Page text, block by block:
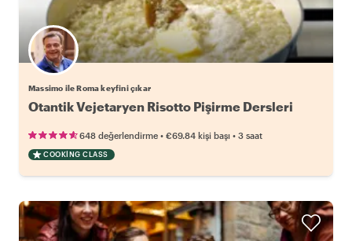
Massimo ile Roma keyfini çıkar
Otantik Vejetaryen Risotto Pişirme Dersleri
648 değerlendirme • €69.84 kişi başı • 3 saat
COOKING CLASS